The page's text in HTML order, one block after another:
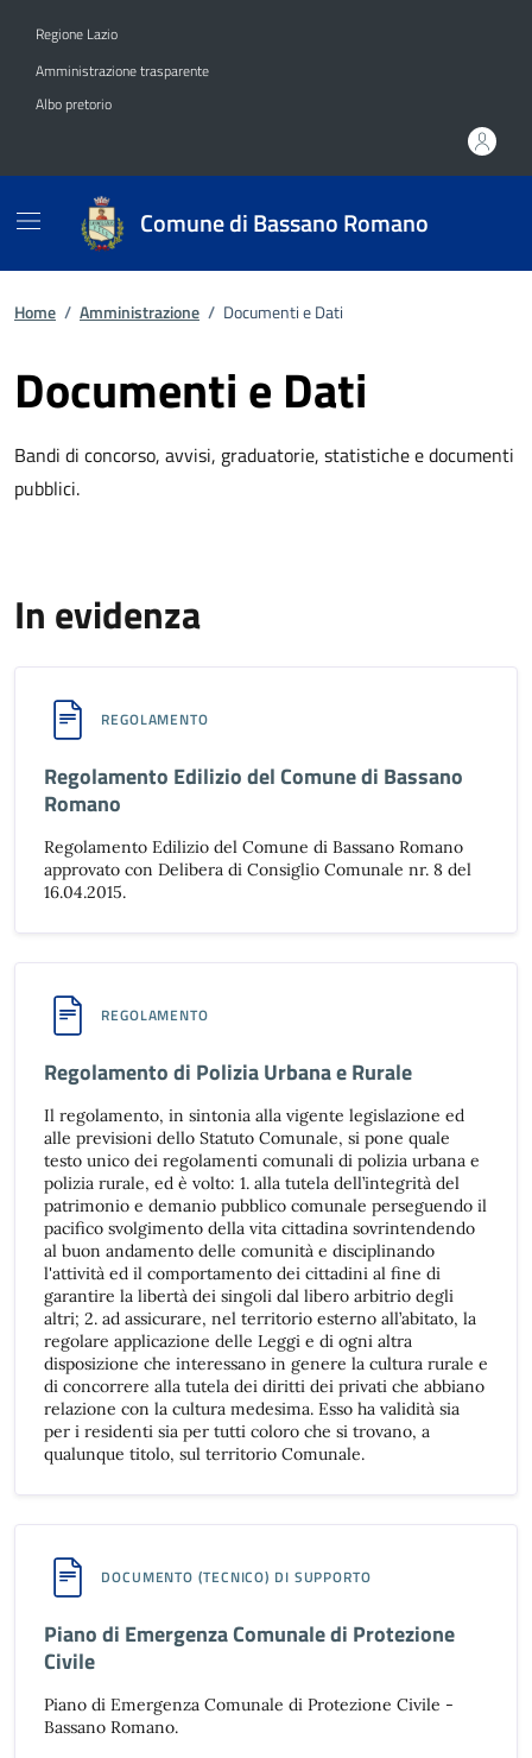
Regione Lazio
Amministrazione trasparente
Albo pretorio
Comune di Bassano Romano
Home / Amministrazione / Documenti e Dati
Documenti e Dati
Bandi di concorso, avvisi, graduatorie, statistiche e documenti
pubblici.
In evidenza
REGOLAMENTO
Regolamento Edilizio del Comune di Bassano
Romano
Regolamento Edilizio del Comune di Bassano Romano
approvato con Delibera di Consiglio Comunale nr. 8 del
16.04.2015.
REGOLAMENTO
Regolamento di Polizia Urbana e Rurale
Il regolamento, in sintonia alla vigente legislazione ed
alle previsioni dello Statuto Comunale, si pone quale
testo unico dei regolamenti comunali di polizia urbana e
polizia rurale, ed è volto: 1. alla tutela dell’integrità del
patrimonio e demanio pubblico comunale perseguendo il
pacifico svolgimento della vita cittadina sovrintendendo
al buon andamento delle comunità e disciplinando
l'attività ed il comportamento dei cittadini al fine di
garantire la libertà dei singoli dal libero arbitrio degli
altri; 2. ad assicurare, nel territorio esterno all’abitato, la
regolare applicazione delle Leggi e di ogni altra
disposizione che interessano in genere la cultura rurale e
di concorrere alla tutela dei diritti dei privati che abbiano
relazione con la cultura medesima. Esso ha validità sia
per i residenti sia per tutti coloro che si trovano, a
qualunque titolo, sul territorio Comunale.
DOCUMENTO (TECNICO) DI SUPPORTO
Piano di Emergenza Comunale di Protezione
Civile
Piano di Emergenza Comunale di Protezione Civile -
Bassano Romano.